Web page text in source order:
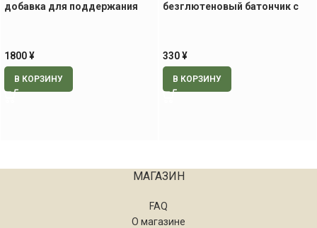
добавка для поддержания
1800¥
В КОРЗИНУ
безглютеновый батончик с
330¥
В КОРЗИНУ
МАГАЗИН
FAQ
О магазине